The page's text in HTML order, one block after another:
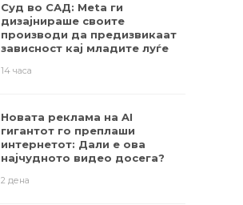
Суд во САД: Meta ги
дизајнираше своите
производи да предизвикаат
зависност кај младите луѓе
14 часа
Новата реклама на AI
гигантот го преплаши
интернетот: Дали е ова
најчудното видео досега?
2 дена